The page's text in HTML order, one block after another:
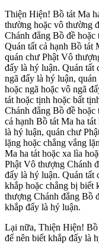
Thiện Hiện! Bồ tát Ma
thường hoặc vô thường
Chánh đẳng Bồ đề
Quán tất cả hạnh Bồ tát
quán chư Phật Vô
đấy là hý luận. Quán tất
ngã đấy là hý luận,
hoặc ngã hoặc vô ngã
tát hoặc tịnh hoặc bất
Chánh đẳng Bồ đề
cả hạnh Bồ tát Ma ha
là hý luận, quán chư
lặng hoặc chẳng vắng
Ma ha tát hoặc xa lìa
Phật Vô thượng Chánh
đấy là hý luận. Quán tất
khắp hoặc chẳng bị biết
thượng Chánh đẳng Bồ
khắp đấy là hý luận.
Lại nữa, Thiện Hiện! Bồ
đế nên biết khắp đấy là